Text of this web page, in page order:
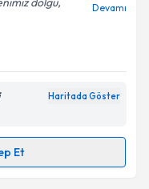
ilişkin
belirtilen
ediyorum.
Gönder
Devamı
Haritada Göster
Et